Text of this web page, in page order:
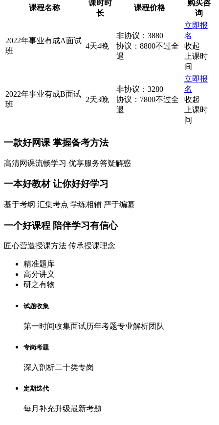
课程名称
课时时
长
课程价格
购买咨
询
2022年事业有成A面试
班
4天4晚
非协议：3880
协议：8800不过全
退
立即报
名
收起
上课时
间
2022年事业有成B面试
班
2天3晚
非协议：3280
协议：7800不过全
退
立即报
名
收起
上课时
间
一款好网课 掌握备考方法
高清网课流畅学习 优享服务答疑解惑
一本好教材让你好好学习
基于考纲 汇集考点 学练相辅 严于编纂
一个好课程 陪伴学习有信心
匠心营造授课方法 传承授课理念
精准题库
高分讲义
研之有物
试题收集
第一时间收集面试历年考题专业解析团队
专岗考题
深入剖析二十类专岗
定期迭代
每月补充升级最新考题